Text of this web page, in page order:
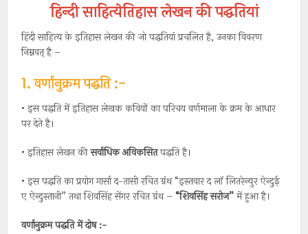
हिन्दी साहित्येतिहास लेखन की पद्धतियां
हिंदी साहित्य के इतिहास लेखन की जो पद्धतियां प्रचलित है, उनका विवरण
निम्नवत् है –
1. वर्णानुक्रम पद्धति :-
• इस पद्धति में इतिहास लेखक कवियों का परिचय वर्णमाला के क्रम के आधार
पर देते है।
• इतिहास लेखन कीसर्वाधिक अविकसितपद्धति है।
• इस पद्धति का प्रयोग गार्सा द-तासी रचित ग्रंथ “इस्तवार द लॉ लितरेन्युर ऐन्दुई
ए ऐन्दुस्तानी” तथा शिवसिंह सेंगर रचित ग्रंथ –“शिवसिंह सरोज”में हुआ है।
वर्णानुक्रम पद्धति में दोष :-